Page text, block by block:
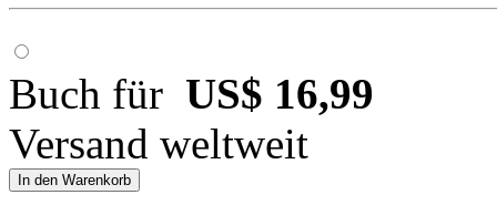
Buch für US$ 16,99
Versand weltweit
In den Warenkorb